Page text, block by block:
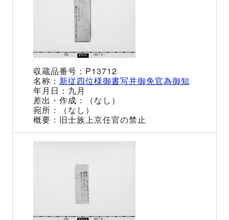
P13712
新従四位様御書写并御免官為御知
九月
（なし）
（なし）
旧士族上京任官の禁止